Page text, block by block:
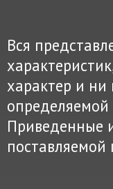
Вся
характер и ни
Приведенные
поставляемой